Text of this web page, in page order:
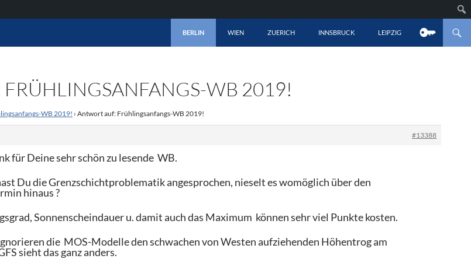
BERLIN
WIEN ZUERICH INNSBRUCK LEIPZIG
WB 2019!
WB 2019! › Antwort auf: Frühlingsanfangs-WB 2019!
#13388
für Deine sehr schön zu lesende WB.
Du die Grenzschichtproblematik angesprochen, nieselt es womöglich über den
hinaus ?
Sonnenscheindauer u. damit auch das Maximum können sehr viel Punkte kosten.
die MOS-Modelle den schwachen von Westen aufziehenden Höhentrog am
sieht das ganz anders.